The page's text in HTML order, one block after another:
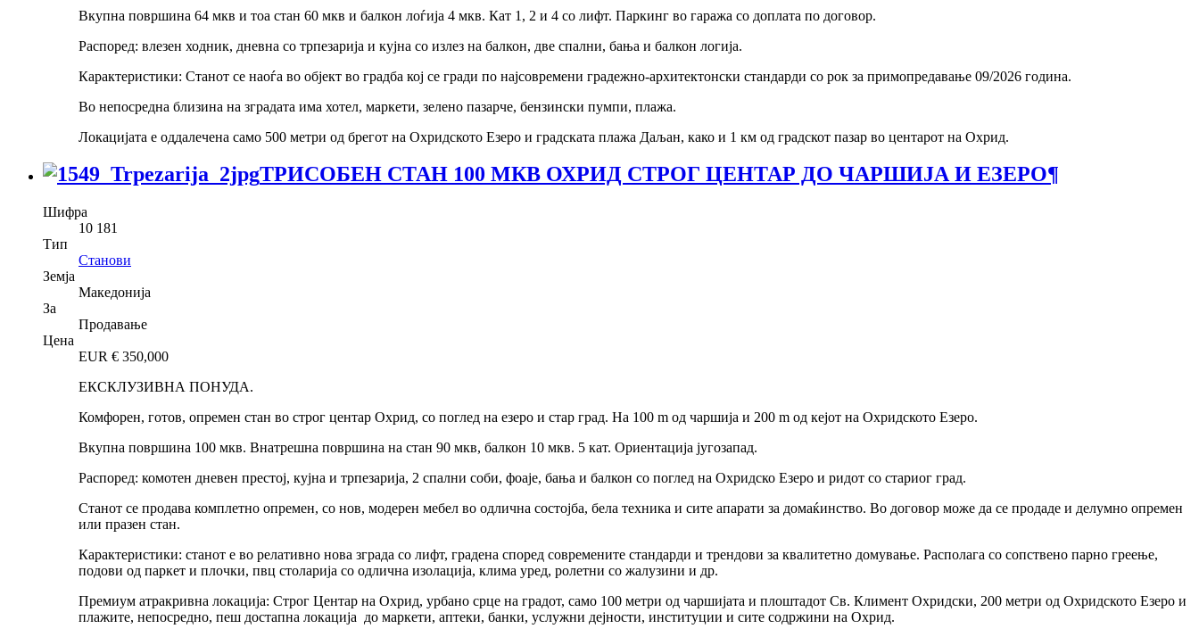
Вкупна површина 64 мкв и тоа стан 60 мкв и балкон лоѓија 4 мкв. Кат 1, 2 и 4 со лифт. Паркинг во гаража со доплата по договор.
Распоред: влезен ходник, дневна со трпезарија и кујна со излез на балкон, две спални, бања и балкон логија.
Карактеристики: Станот се наоѓа во објект во градба кој се гради по најсовремени градежно-архитектонски стандарди со рок за примопредавање 09/2026 година.
Во непосредна близина на зградата има хотел, маркети, зелено пазарче, бензински пумпи, плажа.
Локацијата е оддалечена само 500 метри од брегот на Охридското Езеро и градската плажа Даљан, како и 1 км од градскот пазар во центарот на Охрид.
ТРИСОБЕН СТАН 100 МКВ ОХРИД СТРОГ ЦЕНТАР ДО ЧАРШИЈА И ЕЗЕРО¶
Шифра
10 181
Тип
Станови
Земја
Македонија
За
Продавање
Цена
EUR € 350,000
ЕКСКЛУЗИВНА ПОНУДА.
Комфорен, готов, опремен стан во строг центар Охрид, со поглед на езеро и стар град. На 100 m од чаршија и 200 m од кејот на Охридското Езеро.
Вкупна површина 100 мкв. Внатрешна површина на стан 90 мкв, балкон 10 мкв. 5 кат. Ориентација југозапад.
Распоред: комотен дневен престој, кујна и трпезарија, 2 спални соби, фоаје, бања и балкон со поглед на Охридско Езеро и ридот со стариог град.
Станот се продава комплетно опремен, со нов, модерен мебел во одлична состојба, бела техника и сите апарати за домаќинство. Во договор може да се продаде и делумно опремен
или празен стан.
Карактеристики: станот е во релативно нова зграда со лифт, градена според современите стандарди и трендови за квалитетно домување. Располага со сопствено парно греење,
подови од паркет и плочки, пвц столарија со одлична изолација, клима уред, ролетни со жалузини и др.
Премиум атракривна локација: Строг Центар на Охрид, урбано срце на градот, само 100 метри од чаршијата и плоштадот Св. Климент Охридски, 200 метри од Охридското Езеро и
плажите, непосредно, пеш достапна локација до маркети, аптеки, банки, услужни дејности, институции и сите содржини на Охрид.